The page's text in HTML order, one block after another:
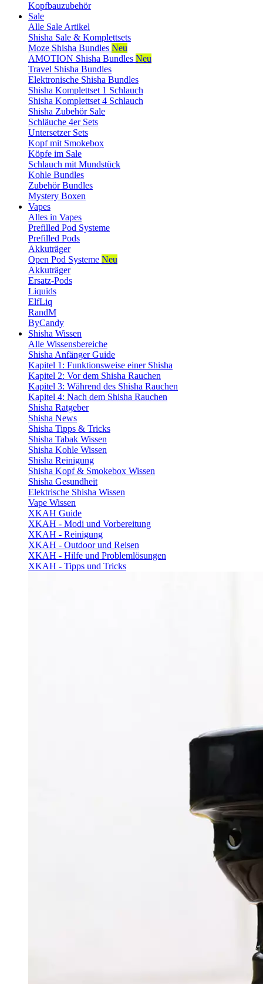
Kopfbauzubehör
Sale
Alle Sale Artikel
Shisha Sale & Komplettsets
Moze Shisha Bundles Neu
AMOTION Shisha Bundles Neu
Travel Shisha Bundles
Elektronische Shisha Bundles
Shisha Komplettset 1 Schlauch
Shisha Komplettset 4 Schlauch
Shisha Zubehör Sale
Schläuche 4er Sets
Untersetzer Sets
Kopf mit Smokebox
Köpfe im Sale
Schlauch mit Mundstück
Kohle Bundles
Zubehör Bundles
Mystery Boxen
Vapes
Alles in Vapes
Prefilled Pod Systeme
Prefilled Pods
Akkuträger
Open Pod Systeme Neu
Akkuträger
Ersatz-Pods
Liquids
ElfLiq
RandM
ByCandy
Shisha Wissen
Alle Wissensbereiche
Shisha Anfänger Guide
Kapitel 1: Funktionsweise einer Shisha
Kapitel 2: Vor dem Shisha Rauchen
Kapitel 3: Während des Shisha Rauchen
Kapitel 4: Nach dem Shisha Rauchen
Shisha Ratgeber
Shisha News
Shisha Tipps & Tricks
Shisha Tabak Wissen
Shisha Kohle Wissen
Shisha Reinigung
Shisha Kopf & Smokebox Wissen
Shisha Gesundheit
Elektrische Shisha Wissen
Vape Wissen
XKAH Guide
XKAH - Modi und Vorbereitung
XKAH - Reinigung
XKAH - Outdoor und Reisen
XKAH - Hilfe und Problemlösungen
XKAH - Tipps und Tricks